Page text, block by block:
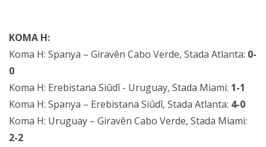
KOMA H:
Koma H: Spanya – Giravên Cabo Verde, Stada Atlanta: 0-
0
Koma H: Erebistana Siûdî - Uruguay, Stada Miami: 1-1
Koma H: Spanya – Erebistana Siûdî, Stada Atlanta: 4-0
Koma H: Uruguay – Giravên Cabo Verde, Stada Miami:
2-2